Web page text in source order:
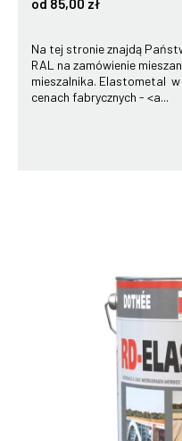
od 85,00 zł
Na tej stronie znajdą
RAL na zamówienie
mieszalnika. Elastometal
cenach fabrycznych - <a...